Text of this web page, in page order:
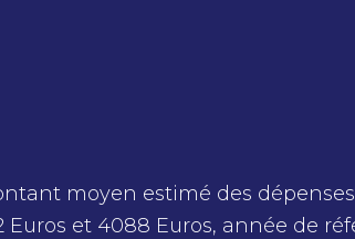
moyen estimé des
et 4088 Euros, année de